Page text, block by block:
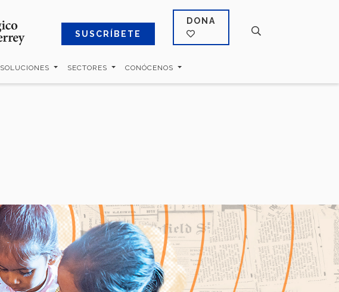
SUSCRÍBETE
DONA
SOLUCIONES SECTORES CONÓCENOS